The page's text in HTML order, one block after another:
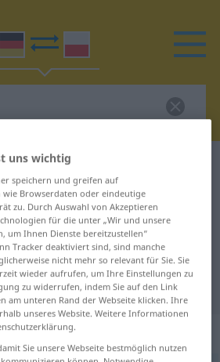
Wörterbuch
Übersetzung für
Polnisch
uns wichtig
speichern und greifen auf
wie Browserdaten oder eindeutige
zu. Durch Auswahl von Akzeptieren
für die unter „Wir und unsere
um Ihnen Dienste bereitzustellen“
Tracker deaktiviert sind, sind manche
nicht mehr so relevant für Sie. Sie
wieder aufrufen, um Ihre Einstellungen zu
zu widerrufen, indem Sie auf den Link
am unteren Rand der Webseite klicken. Ihre
unseres Website. Weitere Informationen
Sie unsere Webseite bestmöglich nutzen